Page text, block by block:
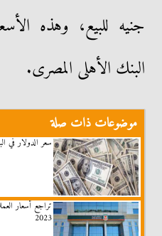
جنيه للبيع، وهذه
البنك الأهلى المصرى.
موضوعات ذات صلة
سعر الدولار في البنوك
2023